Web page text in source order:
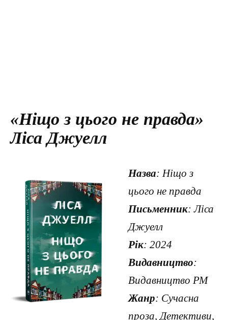
«Ніщо з цього не правда»
Ліса Джуелл
Назва: Ніщо з
цього не правда
Письменник: Ліса
Джуелл
Рік: 2024
Видавництво:
Видавництво РМ
Жанр: Сучасна
проза, Детективи,